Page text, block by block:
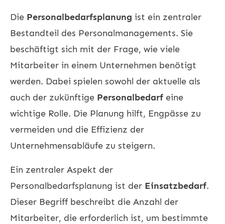
Die Personalbedarfsplanung ist ein zentraler
Bestandteil des Personalmanagements. Sie
beschäftigt sich mit der Frage, wie viele
Mitarbeiter in einem Unternehmen benötigt
werden. Dabei spielen sowohl der aktuelle als
auch der zukünftige Personalbedarf eine
wichtige Rolle. Die Planung hilft, Engpässe zu
vermeiden und die Effizienz der
Unternehmensabläufe zu steigern.
Ein zentraler Aspekt der
Personalbedarfsplanung ist der Einsatzbedarf.
Dieser Begriff beschreibt die Anzahl der
Mitarbeiter, die erforderlich ist, um bestimmte